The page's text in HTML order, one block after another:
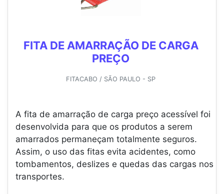
FITA DE AMARRAÇÃO DE CARGA
PREÇO
FITACABO / SÃO PAULO - SP
A fita de amarração de carga preço acessível foi
desenvolvida para que os produtos a serem
amarrados permaneçam totalmente seguros.
Assim, o uso das fitas evita acidentes, como
tombamentos, deslizes e quedas das cargas nos
transportes.